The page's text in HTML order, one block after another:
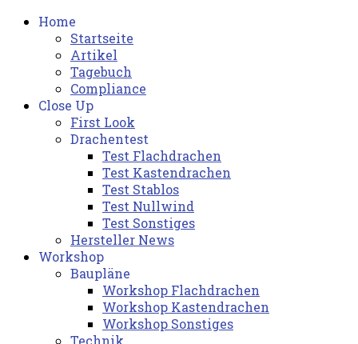
Home
Startseite
Artikel
Tagebuch
Compliance
Close Up
First Look
Drachentest
Test Flachdrachen
Test Kastendrachen
Test Stablos
Test Nullwind
Test Sonstiges
Hersteller News
Workshop
Baupläne
Workshop Flachdrachen
Workshop Kastendrachen
Workshop Sonstiges
Technik